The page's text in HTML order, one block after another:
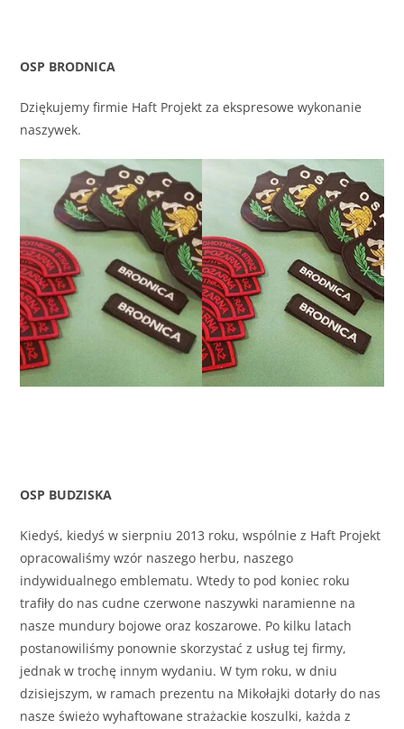
OSP BRODNICA
Dziękujemy firmie Haft Projekt za ekspresowe wykonanie
naszywek.
OSP BUDZISKA
Kiedyś, kiedyś w sierpniu 2013 roku, wspólnie z Haft Projekt
opracowaliśmy wzór naszego herbu, naszego
indywidualnego emblematu. Wtedy to pod koniec roku
trafiły do nas cudne czerwone naszywki naramienne na
nasze mundury bojowe oraz koszarowe. Po kilku latach
postanowiliśmy ponownie skorzystać z usług tej firmy,
jednak w trochę innym wydaniu. W tym roku, w dniu
dzisiejszym, w ramach prezentu na Mikołajki dotarły do nas
nasze świeżo wyhaftowane strażackie koszulki, każda z